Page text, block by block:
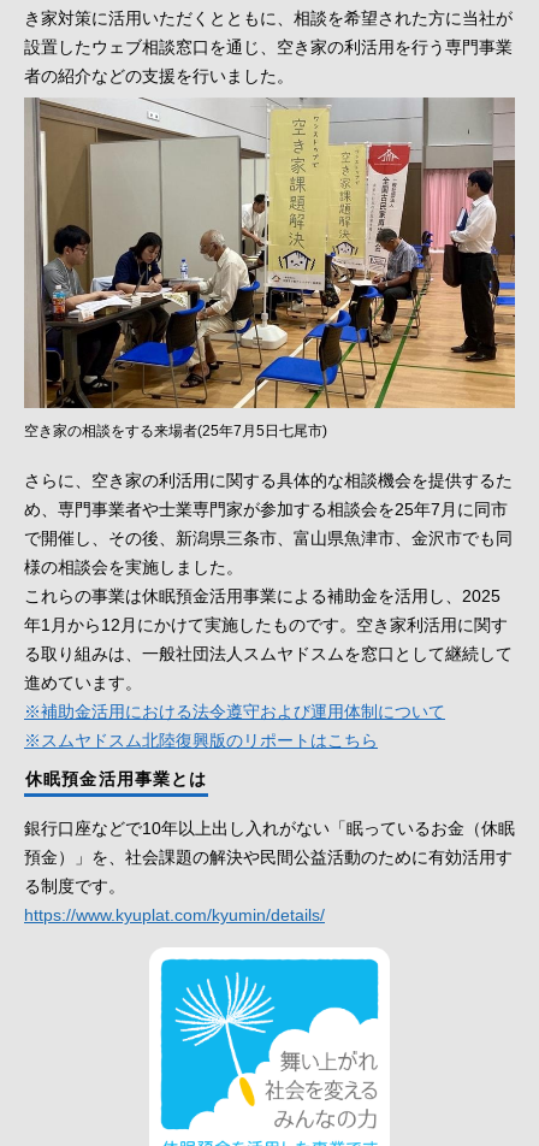
き家対策に活用いただくとともに、相談を希望された方に当社が
設置したウェブ相談窓口を通じ、空き家の利活用を行う専門事業
者の紹介などの支援を行いました。
空き家の相談をする来場者(25年7月5日七尾市)
さらに、空き家の利活用に関する具体的な相談機会を提供するた
め、専門事業者や士業専門家が参加する相談会を25年7月に同市
で開催し、その後、新潟県三条市、富山県魚津市、金沢市でも同
様の相談会を実施しました。
これらの事業は休眠預金活用事業による補助金を活用し、2025
年1月から12月にかけて実施したものです。空き家利活用に関す
る取り組みは、一般社団法人スムヤドスムを窓口として継続して
進めています。
※補助金活用における法令遵守および運用体制について
※スムヤドスム北陸復興版のリポートはこちら
休眠預金活用事業とは
銀行口座などで10年以上出し入れがない「眠っているお金（休眠
預金）」を、社会課題の解決や民間公益活動のために有効活用す
る制度です。
https://www.kyuplat.com/kyumin/details/